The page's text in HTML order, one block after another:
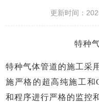
更新时间：
特种
特种气体管道的施工采
施严格的超高纯施工和
和程序进行严格的监控